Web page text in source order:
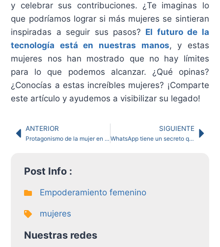
y celebrar sus contribuciones. ¿Te imaginas lo
que podríamos lograr si más mujeres se sintieran
inspiradas a seguir sus pasos? El futuro de la
tecnología está en nuestras manos, y estas
mujeres nos han mostrado que no hay límites
para lo que podemos alcanzar. ¿Qué opinas?
¿Conocías a estas increíbles mujeres? ¡Comparte
este artículo y ayudemos a visibilizar su legado!
ANTERIOR
Protagonismo de la mujer en la sociedad actual: Desafíos y Oportunidades
SIGUIENTE
WhatsApp tiene un secreto que cambiará cómo usas la app
Post Info :
Empoderamiento femenino
mujeres
Nuestras redes